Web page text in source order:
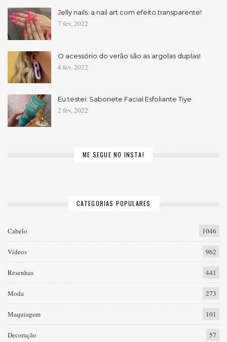
Jelly nails: a nail art com efeito transparente!
7 fev, 2022
O acessório do verão são as argolas duplas!
4 fev, 2022
Eu testei: Sabonete Facial Esfoliante Tiye
2 fev, 2022
ME SEGUE NO INSTA!
CATEGORIAS POPULARES
Cabelo 1046
Vídeos 962
Resenhas 441
Moda 273
Maquiagem 101
Decoração 57